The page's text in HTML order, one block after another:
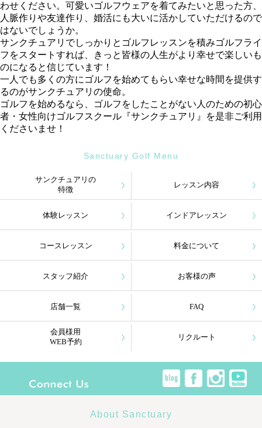
わせください。可愛いゴルフウェアを着てみたいと思った方、
人脈作りや友達作り、婚活にも大いに活かしていただけるので
はないでしょうか。
サンクチュアリでしっかりとゴルフレッスンを積みゴルフライ
フをスタートすれば、きっと皆様の人生がより幸せで楽しいも
のになると信じています！
一人でも多くの方にゴルフを始めてもらい幸せな時間を提供す
るのがサンクチュアリの使命。
ゴルフを始めるなら、ゴルフをしたことがない人のための初心
者・女性向けゴルフスクール『サンクチュアリ』を是非ご利用
くださいませ！
Sanctuary Golf Menu
サンクチュアリの
特徴
レッスン内容
体験レッスン インドアレッスン
コースレッスン 料金について
スタッフ紹介 お客様の声
店舗一覧 FAQ
会員様用
WEB予約
リクルート
About Sanctuary